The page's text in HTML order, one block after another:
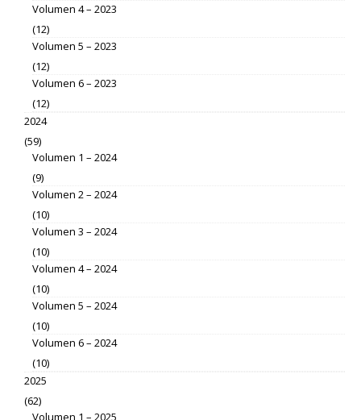
Volumen 4 – 2023
(12)
Volumen 5 – 2023
(12)
Volumen 6 – 2023
(12)
2024
(59)
Volumen 1 – 2024
(9)
Volumen 2 – 2024
(10)
Volumen 3 – 2024
(10)
Volumen 4 – 2024
(10)
Volumen 5 – 2024
(10)
Volumen 6 – 2024
(10)
2025
(62)
Volumen 1 – 2025